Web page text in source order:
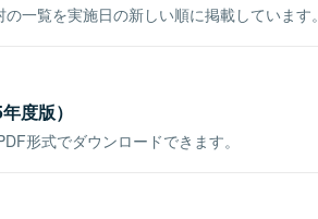
一覧を実施日の新しい順に掲載しています。
度版）
形式でダウンロードできます。